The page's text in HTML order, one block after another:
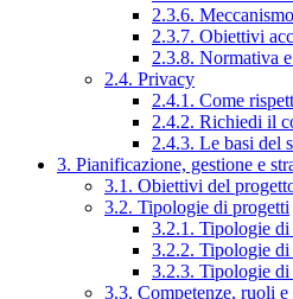
2.3.6.
2.3.7. Obiettivi
2.3.8. Normativa
2.4. Privacy
2.4.1. Come
2.4.2. Richiedi il
2.4.3. Le basi del
3. Pianificazione, gestione e
3.1. Obiettivi del
3.2. Tipologie di progetti
3.2.1. Tipologie
3.2.2. Tipologie di
3.2.3. Tipologie di
3.3. Competenze, ruoli